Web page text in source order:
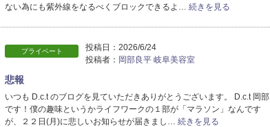
ない為にも紫外線をなるべくブロックできるよ… 続きを見る
プライベート 投稿日： 2026/6/24
投稿者： 岡部良平 岐阜美容室
悲報
いつも D.c.t のブログを見ていただきありがとうございます。 D.c.t 岡部
です！僕の趣味というかライフワークの１部が「マラソン」なんです
が、２２日(月)に悲しいお知らせが届きまし… 続きを見る